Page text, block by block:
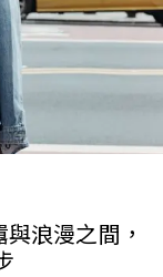
浪漫之間，